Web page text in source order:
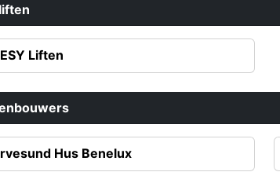
Liften
Hus Benelux